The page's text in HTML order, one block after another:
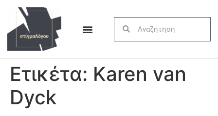
Ετικέτα: Karen van
Dyck